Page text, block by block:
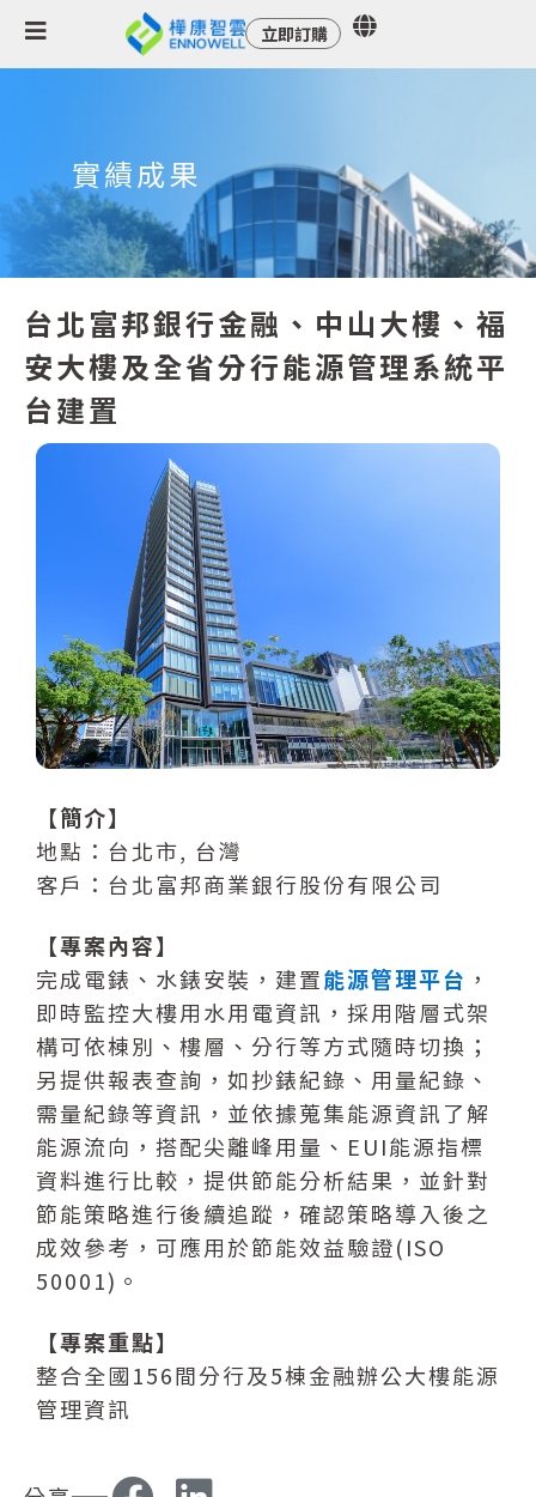
立即訂購
實績成果
台北富邦銀行金融、中山大樓、福
安大樓及全省分行能源管理系統平
台建置
【簡介】
地點：台北市, 台灣
客戶：台北富邦商業銀行股份有限公司
【專案內容】
完成電錶、水錶安裝，建置能源管理平台 ，
即時監控大樓用水用電資訊，採用階層式架
構可依棟別、樓層、分行等方式隨時切換；
另提供報表查詢，如抄錶紀錄、用量紀錄、
需量紀錄等資訊，並依據蒐集能源資訊了解
能源流向，搭配尖離峰用量、EUI能源指標
資料進行比較，提供節能分析結果，並針對
節能策略進行後續追蹤，確認策略導入後之
成效參考，可應用於節能效益驗證(ISO
50001)。
【專案重點】
整合全國156間分行及5棟金融辦公大樓能源
管理資訊